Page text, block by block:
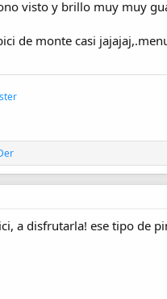
visto y brillo muy muy
de monte casi
a disfrutarla! ese tipo de